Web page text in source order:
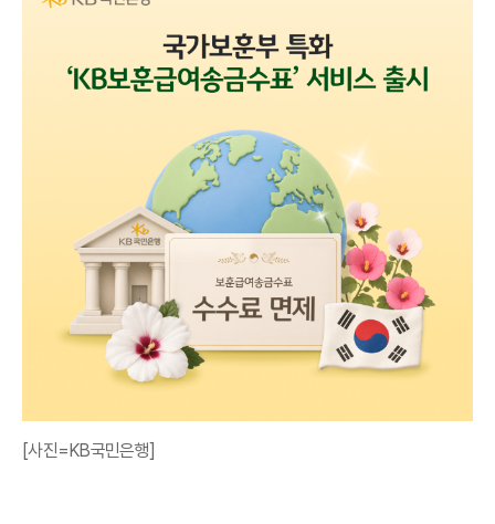
[사진=KB국민은행]